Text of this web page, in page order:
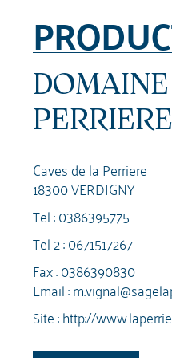
PERRIERE
Caves de la Perriere
18300 VERDIGNY
Tel :0386395775
Tel 2 :0671517267
Fax : 0386390830
Email :
Site :http://